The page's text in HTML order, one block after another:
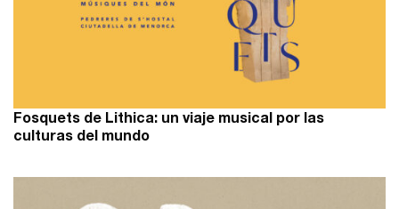
Fosquets de Lithica: un viaje musical por las
culturas del mundo